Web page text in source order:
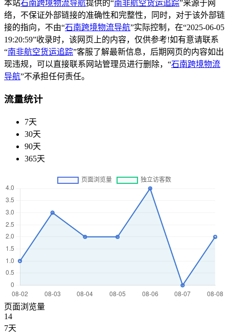
本站石南跨境物流导航提供的“南非航空货运追踪”来源于网
络，不保证外部链接的准确性和完整性，同时，对于该外部链
接的指向，不由“石南跨境物流导航”实际控制，在“2025-06-05
19:20:59”收录时，该网页上的内容，仅供参考!如有意请联系
“南非航空货运追踪”客服了解最新信息，后期网页的内容如出
现违规，可以直接联系网站管理员进行删除，“石南跨境物流
导航”不承担任何责任。
流量统计
7天
30天
90天
365天
页面浏览量
14
7天